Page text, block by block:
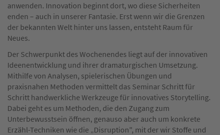
anwenden. Innovation beginnt dort, wo diese Sicherheiten
enden – auch in unserer Fantasie. Erst wenn wir die Grenzen
der bekannten Welt hinter uns lassen, entsteht Raum für
Neues.
Der Schwerpunkt des Wochenendes liegt auf der innovativen
Ideenentwicklung und ihrer dramaturgischen Umsetzung.
Mithilfe von Analysen, spielerischen Übungen und
praxisnahen Methoden vermittelt das Seminar Schritt für
Schritt handwerkliche Werkzeuge für innovatives Storytelling.
Dabei geht es um Methoden, die den Zugang zum
Unterbewusstsein öffnen, genauso aber auch um konkrete
Erzähl-Techniken wie die „Disruption", mit der wir Stoffe und